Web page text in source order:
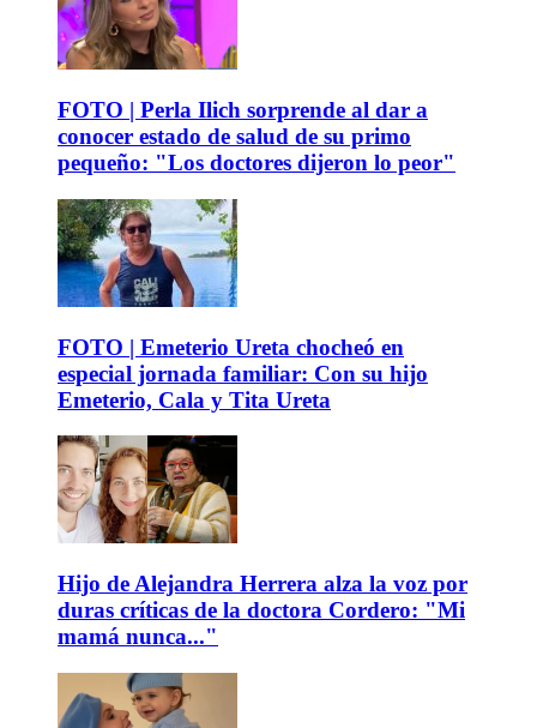
FOTO | Perla Ilich sorprende al dar a
conocer estado de salud de su primo
pequeño: "Los doctores dijeron lo peor"
FOTO | Emeterio Ureta chocheó en
especial jornada familiar: Con su hijo
Emeterio, Cala y Tita Ureta
Hijo de Alejandra Herrera alza la voz por
duras críticas de la doctora Cordero: "Mi
mamá nunca..."